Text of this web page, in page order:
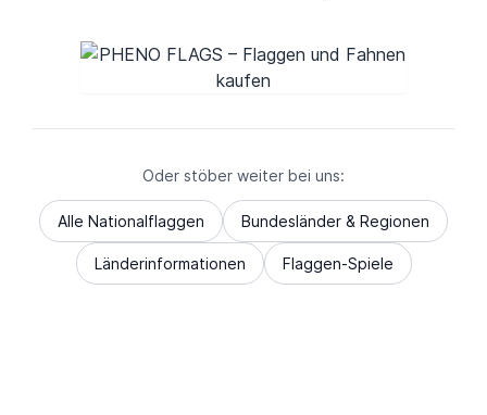
Oder stöber weiter bei uns:
Alle Nationalflaggen Bundesländer & Regionen
Länderinformationen Flaggen-Spiele